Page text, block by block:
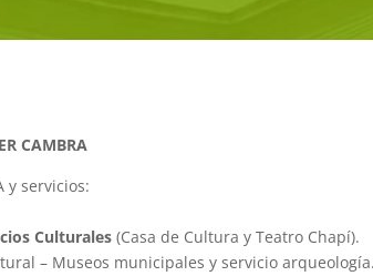
CAMBRA
y servicios:
Culturales (Casa de Cultura y Teatro Chapí).
– Museos municipales y servicio